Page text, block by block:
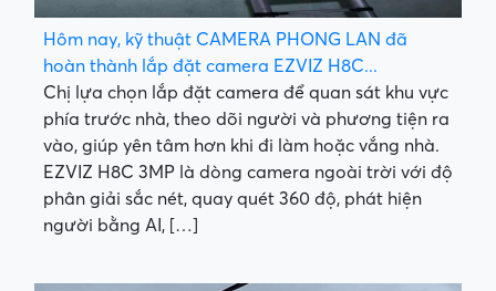
Hôm nay, kỹ thuật CAMERA PHONG LAN đã
hoàn thành lắp đặt camera EZVIZ H8C...
Chị lựa chọn lắp đặt camera để quan sát khu vực
phía trước nhà, theo dõi người và phương tiện ra
vào, giúp yên tâm hơn khi đi làm hoặc vắng nhà.
EZVIZ H8C 3MP là dòng camera ngoài trời với độ
phân giải sắc nét, quay quét 360 độ, phát hiện
người bằng AI, […]